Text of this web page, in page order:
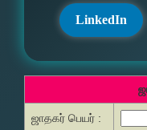
LinkedIn
ஜாதகர் பெயர் :